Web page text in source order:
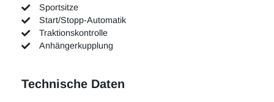
Sportsitze
Start/Stopp-Automatik
Traktionskontrolle
Anhängerkupplung
Technische Daten